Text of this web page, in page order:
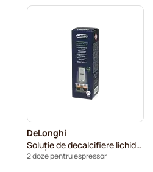
DeLonghi
Soluție de decalcifiere lichidă Eco Decalk DLSC202
2 doze pentru espressor